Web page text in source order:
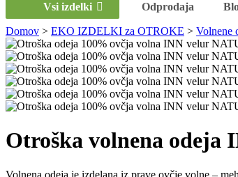
Vsi izdelki Odprodaja
Domov > EKO IZDELKI za OTROKE > Volnene
Otroška volnena odeja
Volnena odeja je izdelana iz prave ovčje volne –